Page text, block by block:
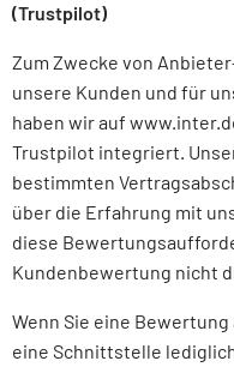
(Trustpilot)
Zum Zwecke von
unsere Kunden und für
haben wir auf
Trustpilot integriert.
bestimmten
über die Erfahrung mit
diese
Kundenbewertung nicht
Wenn Sie eine
eine Schnittstelle